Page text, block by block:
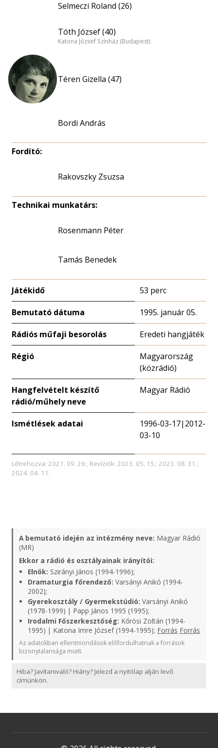
Selmeczi Roland (26)
Tóth József (40)
Katona József Színház (Budapest)
Téren Gizella (47)
Bordi András
Fordító:
Rakovszky Zsuzsa
Technikai munkatárs:
Rosenmann Péter
Tamás Benedek
Játékidő 53 perc
Bemutató dátuma 1995. január 05.
Rádiós műfaji besorolás Eredeti hangjáték
Régió
Magyarország
(közrádió)
Hangfelvételt készítő
rádió/műhely neve
Magyar Rádió
Ismétlések adatai
1996-03-17|2012-
03-10
Létrehozva: 2021. 09. 29.; Revíziók: 2023. 05. 15.; 2023. 08. 31.;
2024. 04. 11.
A bemutató idején az intézmény neve: Magyar Rádió
(MR)
Ekkor a rádió és osztályainak irányítói:
Elnök: Szirányi János (1994-1996);
Dramaturgia főrendező: Varsányi Anikó (1994-
2002);
Gyerekosztály / Gyermekstúdió: Varsányi Anikó
(1978-1999) | Papp János 1995 (1995);
Irodalmi Főszerkesztőség: Kőrösi Zoltán (1994-
1995) | Katona Imre József (1994-1995); Forrás Forrás
Az adatokban ellentmondások előfordulhatnak a források
bizonytalansága miatt.
Hiba? Javítanivaló? Hiány? Jelezd a nyitólap alján levő
címünkön.